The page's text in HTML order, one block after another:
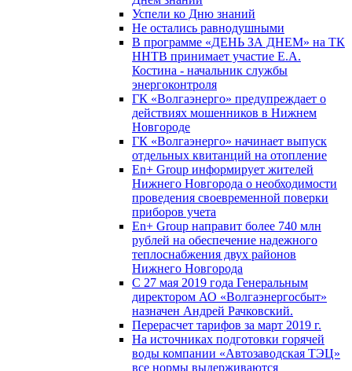
Успели ко Дню знаний
Не остались равнодушными
В программе «ДЕНЬ ЗА ДНЕМ» на ТК
ННТВ принимает участие Е.А.
Костина - начальник службы
энергоконтроля
ГК «Волгаэнерго» предупреждает о
действиях мошенников в Нижнем
Новгороде
ГК «Волгаэнерго» начинает выпуск
отдельных квитанций на отопление
En+ Group информирует жителей
Нижнего Новгорода о необходимости
проведения своевременной поверки
приборов учета
En+ Group направит более 740 млн
рублей на обеспечение надежного
теплоснабжения двух районов
Нижнего Новгорода
С 27 мая 2019 года Генеральным
директором АО «Волгаэнергосбыт»
назначен Андрей Рачковский.
Перерасчет тарифов за март 2019 г.
На источниках подготовки горячей
воды компании «Автозаводская ТЭЦ»
все нормы выдерживаются